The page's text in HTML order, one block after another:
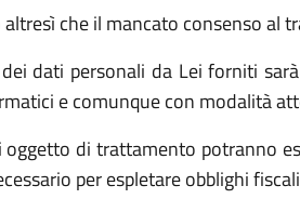
che il mancato consenso al
dati personali da Lei forniti
e comunque con modalità
oggetto di trattamento potranno
per espletare obblighi